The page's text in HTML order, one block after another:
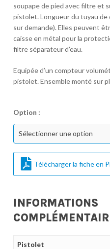
soupape de pied avec filtre et
pistolet. Longueur du tuyau
sur demande). Elles peuvent
caisse en métal pour la
filtre séparateur d’eau.
Equipée d’un compteur
pistolet. Ensemble monté sur
Option :
Sélectionner une option
Télécharger la fiche en
INFORMATIONS
Pistolet